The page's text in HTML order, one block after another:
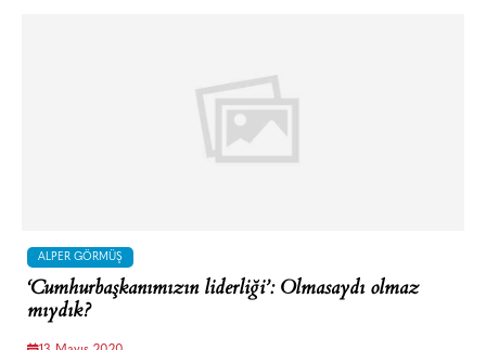
ALPER GÖRMÜŞ
‘Cumhurbaşkanımızın liderliği’: Olmasaydı olmaz
mıydık?